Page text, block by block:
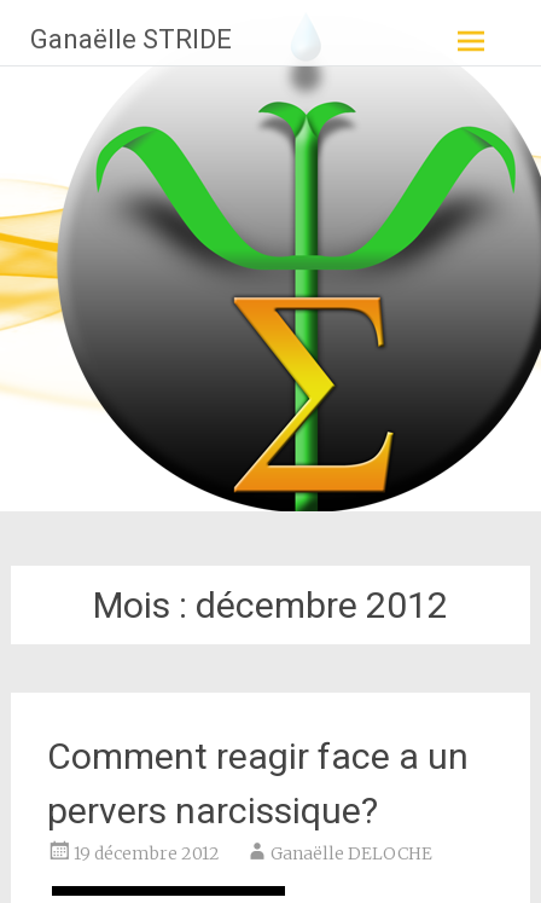
Ganaëlle STRIDE
Aller
au
contenu
principal
Mois : décembre 2012
Comment reagir face a un
pervers narcissique?
19 décembre 2012 Ganaëlle DELOCHE